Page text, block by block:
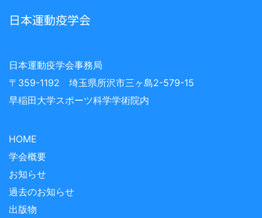
日本運動疫学会
日本運動疫学会事務局
〒359-1192 埼玉県所沢市三ヶ島2-579-15
早稲田大学スポーツ科学学術院内
HOME
学会概要
お知らせ
過去のお知らせ
出版物